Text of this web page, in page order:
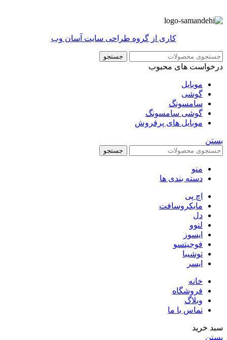
کاری از گروه طراحی سایت آسان وب
جستجو
درخواست های محبوب
موبایل
گوشی
سامسونگ
گوشی سامسونگ
موبایل های پرفروش
بستن
جستجو
منو
دسته بندی ها
اچ پی
مایکروسافت
دل
لنوو
ایسوز
فوجیتسو
توشیبا
ایسر
خانه
فروشگاه
وبلاگ
تماس با ما
سبد خرید
بستن